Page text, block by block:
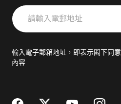
請
輸
郵
輸入電子郵箱地址，即表示閣下同意
內容